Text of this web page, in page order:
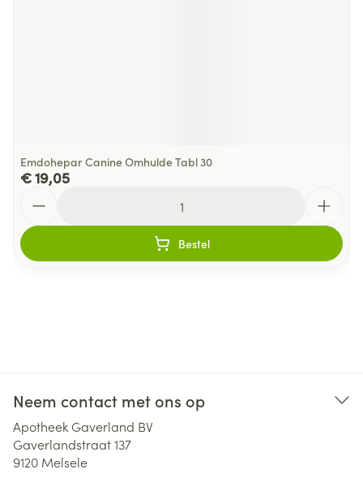
Emdohepar Canine Omhulde Tabl 30
€ 19,05
Bestel
Neem contact met ons op
Apotheek Gaverland BV
Gaverlandstraat 137
9120 Melsele